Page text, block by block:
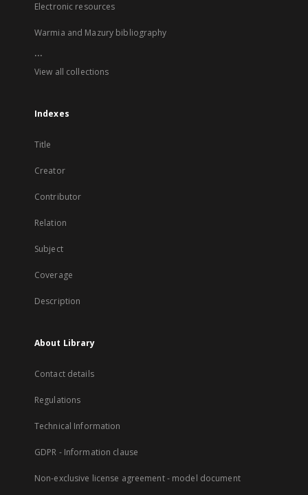
Electronic resources
Warmia and Mazury bibliography
...
View all collections
Indexes
Title
Creator
Contributor
Relation
Subject
Coverage
Description
About Library
Contact details
Regulations
Technical Information
GDPR - Information clause
Non-exclusive license agreement - model document